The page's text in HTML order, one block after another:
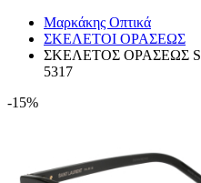
Μαρκάκης Οπτικά
ΣΚΕΛΕΤΟΙ ΟΡΑΣΕΩΣ
ΣΚΕΛΕΤΟΣ ΟΡΑΣΕΩΣ
5317
-15%